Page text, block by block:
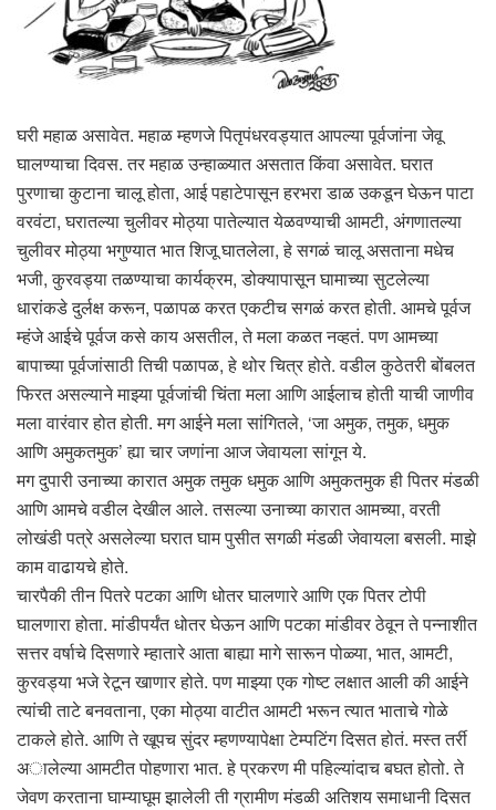
घरी महाळ असावेत. महाळ म्हणजे पितृपंधरवड्यात आपल्या पूर्वजांना जेवू
घालण्याचा दिवस. तर महाळ उन्हाळ्यात असतात किंवा असावेत. घरात
पुरणाचा कुटाना चालू होता, आई पहाटेपासून हरभरा डाळ उकडून घेऊन पाटा
वरवंटा, घरातल्या चुलीवर मोठ्या पातेल्यात येळवण्याची आमटी, अंगणातल्या
चुलीवर मोठ्या भगुण्यात भात शिजू घातलेला, हे सगळं चालू असताना मधेच
भजी, कुरवड्या तळण्याचा कार्यक्रम, डोक्यापासून घामाच्या सुटलेल्या
धारांकडे दुर्लक्ष करून, पळापळ करत एकटीच सगळं करत होती. आमचे पूर्वज
म्हंजे आईचे पूर्वज कसे काय असतील, ते मला कळत नव्हतं. पण आमच्या
बापाच्या पूर्वजांसाठी तिची पळापळ, हे थोर चित्र होते. वडील कुठेतरी बोंबलत
फिरत असल्याने माझ्या पूर्वजांची चिंता मला आणि आईलाच होती याची जाणीव
मला वारंवार होत होती. मग आईने मला सांगितले, ‘जा अमुक, तमुक, धमुक
आणि अमुकतमुक’ ह्या चार जणांना आज जेवायला सांगून ये.
मग दुपारी उनाच्या कारात अमुक तमुक धमुक आणि अमुकतमुक ही पितर मंडळी
आणि आमचे वडील देखील आले. तसल्या उनाच्या कारात आमच्या, वरती
लोखंडी पत्रे असलेल्या घरात घाम पुसीत सगळी मंडळी जेवायला बसली. माझे
काम वाढायचे होते.
चारपैकी तीन पितरे पटका आणि धोतर घालणारे आणि एक पितर टोपी
घालणारा होता. मांडीपर्यंत धोतर घेऊन आणि पटका मांडीवर ठेवून ते पन्नाशीत
सत्तर वर्षाचे दिसणारे म्हातारे आता बाह्या मागे सारून पोळ्या, भात, आमटी,
कुरवड्या भजे रेटून खाणार होते. पण माझ्या एक गोष्ट लक्षात आली की आईने
त्यांची ताटे बनवताना, एका मोठ्या वाटीत आमटी भरून त्यात भाताचे गोळे
टाकले होते. आणि ते खूपच सुंदर म्हणण्यापेक्षा टेम्पटिंग दिसत होतं. मस्त तर्री
अालेल्या आमटीत पोहणारा भात. हे प्रकरण मी पहिल्यांदाच बघत होतो. ते
जेवण करताना घाम्याघूम झालेली ती ग्रामीण मंडळी अतिशय समाधानी दिसत